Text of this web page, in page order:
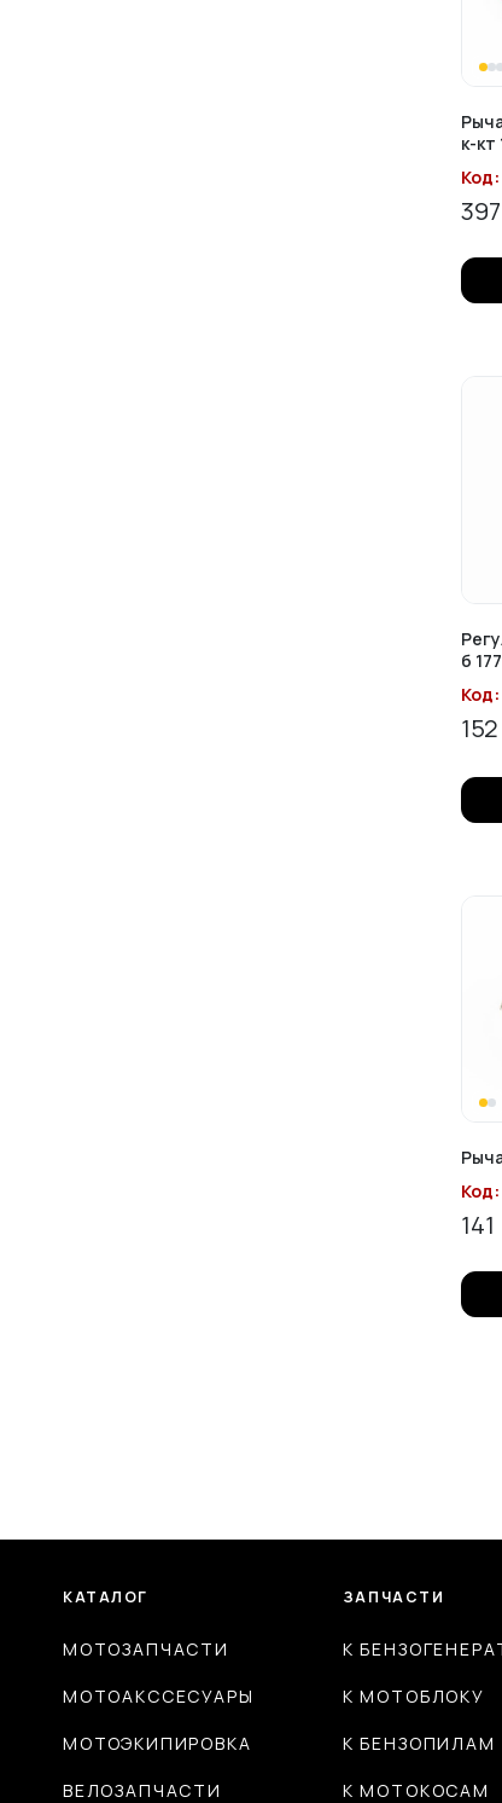
к-кт
Код:
397
б
Код:
152
Код:
141
КАТАЛОГ
МОТОЗАПЧАСТИ
МОТОАКССЕСУАРЫ
МОТОЭКИПИРОВКА
ВЕЛОЗАПЧАСТИ
ЗАПЧАСТИ
К
К МОТОБЛОКУ
К БЕНЗОПИЛАМ
К МОТОКОСАМ